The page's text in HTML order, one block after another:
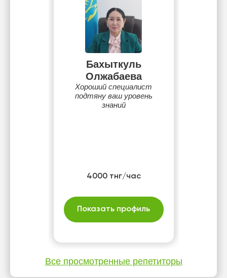
Бахыткуль
Олжабаева
Хороший специалист
подтяну ваш уровень
знаний
4000 тнг/час
Показать профиль
Все просмотренные репетиторы